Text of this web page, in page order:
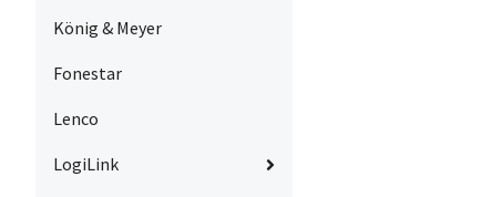
König & Meyer
Fonestar
Lenco
LogiLink